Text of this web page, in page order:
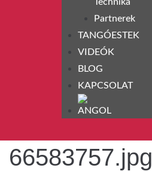
Partnerek
TANGÓESTEK
VIDEÓK
BLOG
KAPCSOLAT
66583757.jpg